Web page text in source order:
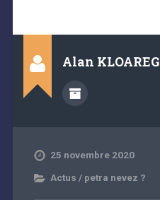
Alan KLOAREG
25 novembre 2020
Actus / petra nevez ?